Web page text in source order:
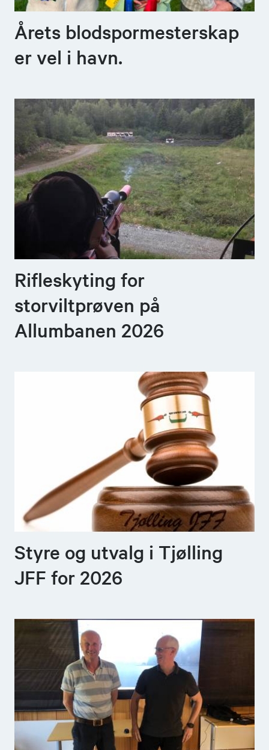
Årets blodspormesterskap
er vel i havn.
Rifleskyting for
storviltprøven på
Allumbanen 2026
Styre og utvalg i Tjølling
JFF for 2026